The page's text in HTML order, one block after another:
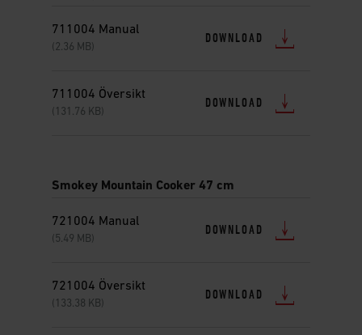
711004 Manual
(2.36 MB)
DOWNLOAD
711004 Översikt
(131.76 KB)
DOWNLOAD
Smokey Mountain Cooker 47 cm
721004 Manual
(5.49 MB)
DOWNLOAD
721004 Översikt
(133.38 KB)
DOWNLOAD